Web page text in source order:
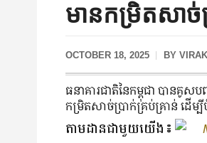
មានកម្រិតសាច់
OCTOBER 18, 2025 BY VIRAK
ធនាគារជាតិនៃកម្ពុជា បានគូស
កម្រិតសាច់ប្រាក់គ្រប់គ្រាន់ ដើ
តាមដានជាមួយយើង៖